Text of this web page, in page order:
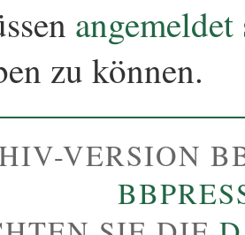
angemeldet
zu können.
VERSION